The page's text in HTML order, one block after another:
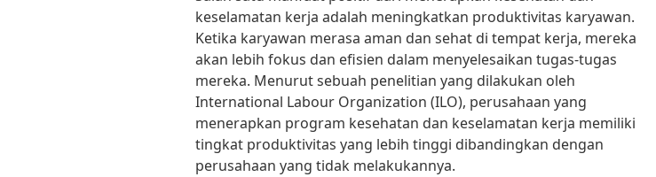
keselamatan kerja adalah meningkatkan produktivitas karyawan.
Ketika karyawan merasa aman dan sehat di tempat kerja, mereka
akan lebih fokus dan efisien dalam menyelesaikan tugas-tugas
mereka. Menurut sebuah penelitian yang dilakukan oleh
International Labour Organization (ILO), perusahaan yang
menerapkan program kesehatan dan keselamatan kerja memiliki
tingkat produktivitas yang lebih tinggi dibandingkan dengan
perusahaan yang tidak melakukannya.